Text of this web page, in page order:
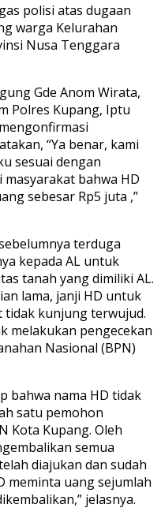
polisi atas dugaan
warga Kelurahan
Nusa Tenggara
Gde Anom Wirata,
Polres Kupang, Iptu
“Ya benar, kami
sesuai dengan
bahwa HD
sebesar Rp5 juta ,”
terduga
kepada AL untuk
tanah yang dimiliki AL.
lama, janji HD untuk
tidak kunjung terwujud.
melakukan pengecekan
Nasional (BPN)
bahwa nama HD tidak
satu pemohon
Kota Kupang. Oleh
semua
diajukan dan sudah
meminta uang sejumlah
jelasnya.